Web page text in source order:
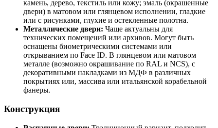
камень, дерево, текстиль или кожу; эмаль (окрашенные
двери) в матовом или глянцевом исполнении, гладкие
или с рисунками, глухие и остекленные полотна.
Металлические двери: Чаще актуальны для
технических помещений или архивов. Могут быть
оснащены биометрическими системами или
открыванием по Face ID. В глянцевом или матовом
металле (возможно окрашивание по RAL и NCS), с
декоративными накладками из МДФ в различных
покрытиях или, массива или итальянской корабельной
фанеры.
Конструкция